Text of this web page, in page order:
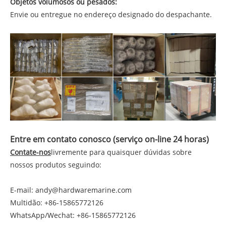
Envie ou entregue no endereço designado do despachante.
Entre em contato conosco (serviço on-line 24 horas)
Contate-noslivremente para quaisquer dúvidas sobre
nossos produtos seguindo:
E-mail: andy@hardwaremarine.com
Multidão: +86-15865772126
WhatsApp/Wechat: +86-15865772126